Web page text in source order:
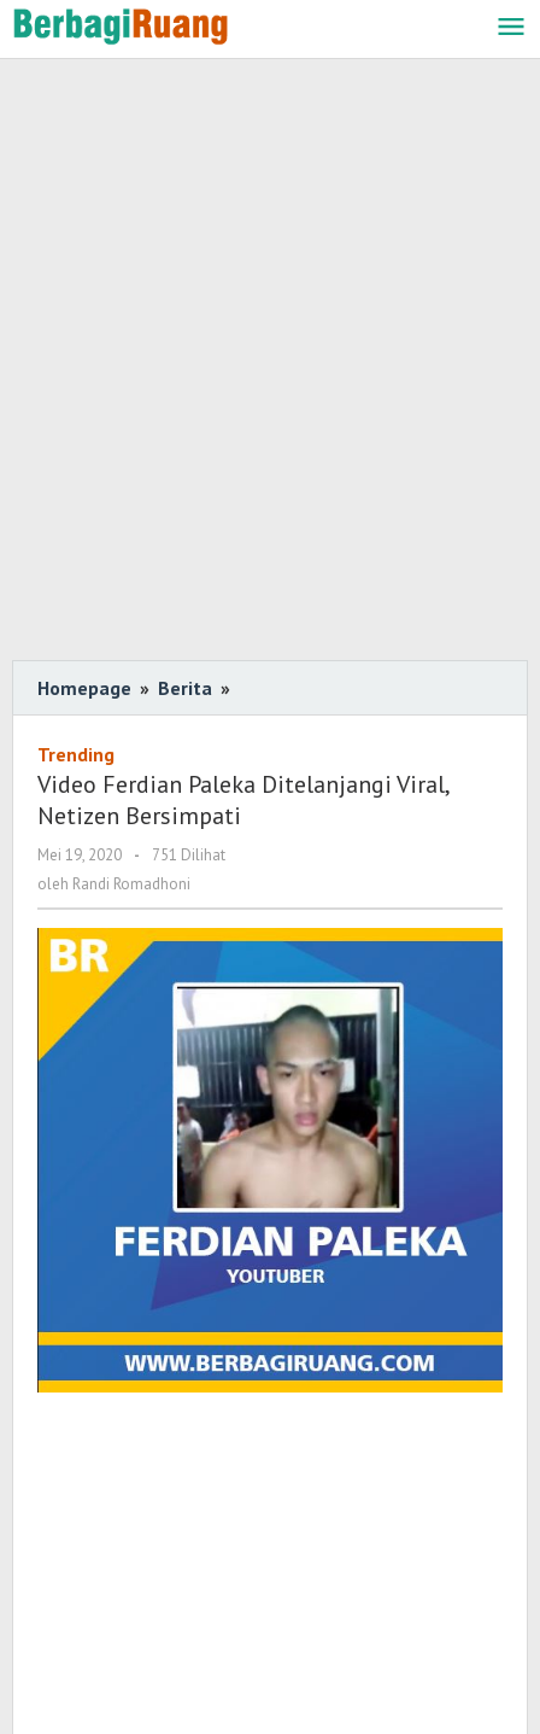
Lewati
ke
Homepage » Berita »
Ferdian
Ditelanjangi
Viral,
Trending
Video Ferdian Paleka Ditelanjangi Viral,
Netizen Bersimpati
Mei 19, 2020
oleh
Randi
-
751 Dilihat
oleh Randi Romadhoni